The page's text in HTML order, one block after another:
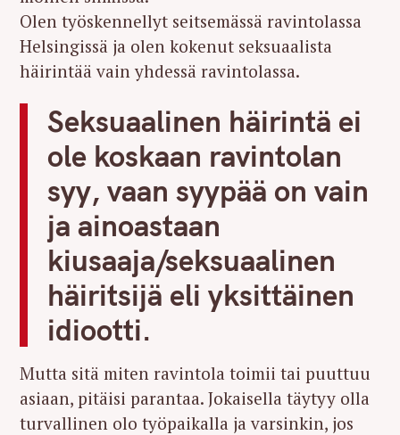
Olen työskennellyt seitsemässä ravintolassa
Helsingissä ja olen kokenut seksuaalista
häirintää vain yhdessä ravintolassa.
Seksuaalinen häirintä ei
ole koskaan ravintolan
syy, vaan syypää on vain
ja ainoastaan
kiusaaja/seksuaalinen
häiritsijä eli yksittäinen
idiootti.
Mutta sitä miten ravintola toimii tai puuttuu
asiaan, pitäisi parantaa. Jokaisella täytyy olla
turvallinen olo työpaikalla ja varsinkin, jos